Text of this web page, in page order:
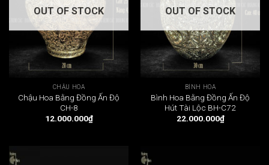
OUT OF STOCK
CHẬU HOA
Chậu Hoa Bằng Đồng Ấn Độ
CH-8
12.000.000₫
OUT OF STOCK
BÌNH HOA
Bình Hoa Bằng Đồng Ấn Độ
Hút Tài Lộc BH-C72
22.000.000₫